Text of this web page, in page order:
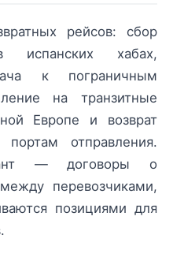
рейсов: сбор
испанских хабах,
к пограничным
на транзитные
Европе и возврат
отправления.
— договоры о
перевозчиками,
позициями для